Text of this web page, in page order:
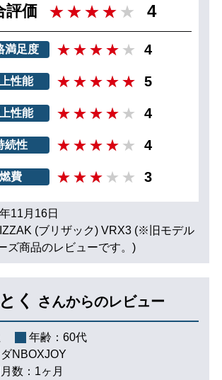
評価 4
満足度 4
性能 5
性能 4
続性 4
燃費 3
11月16日
(ブリザック) VRX3 (※旧モデル
ズ商品のレビューです。)
く さんからのレビュー
年齢： 60代
NBOXJOY
数： 1ヶ月